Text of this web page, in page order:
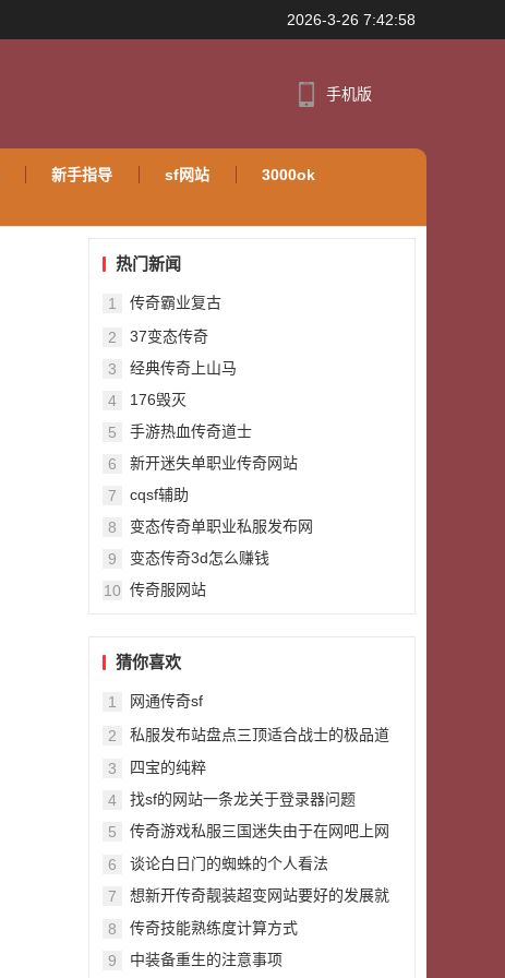
2026-3-26 7:42:58
手机版
新手指导 sf网站
3000ok
热门新闻
1
传奇霸业复古
2
37变态传奇
3
经典传奇上山马
4
176毁灭
5
手游热血传奇道士
6
新开迷失单职业传奇网站
7
cqsf辅助
8
变态传奇单职业私服发布网
9
变态传奇3d怎么赚钱
10 传奇服网站
猜你喜欢
1
网通传奇sf
2
私服发布站盘点三顶适合战士的极品道
3
四宝的纯粹
4
找sf的网站一条龙关于登录器问题
5
传奇游戏私服三国迷失由于在网吧上网
6
谈论白日门的蜘蛛的个人看法
7
想新开传奇靓装超变网站要好的发展就
8
传奇技能熟练度计算方式
9
中装备重生的注意事项